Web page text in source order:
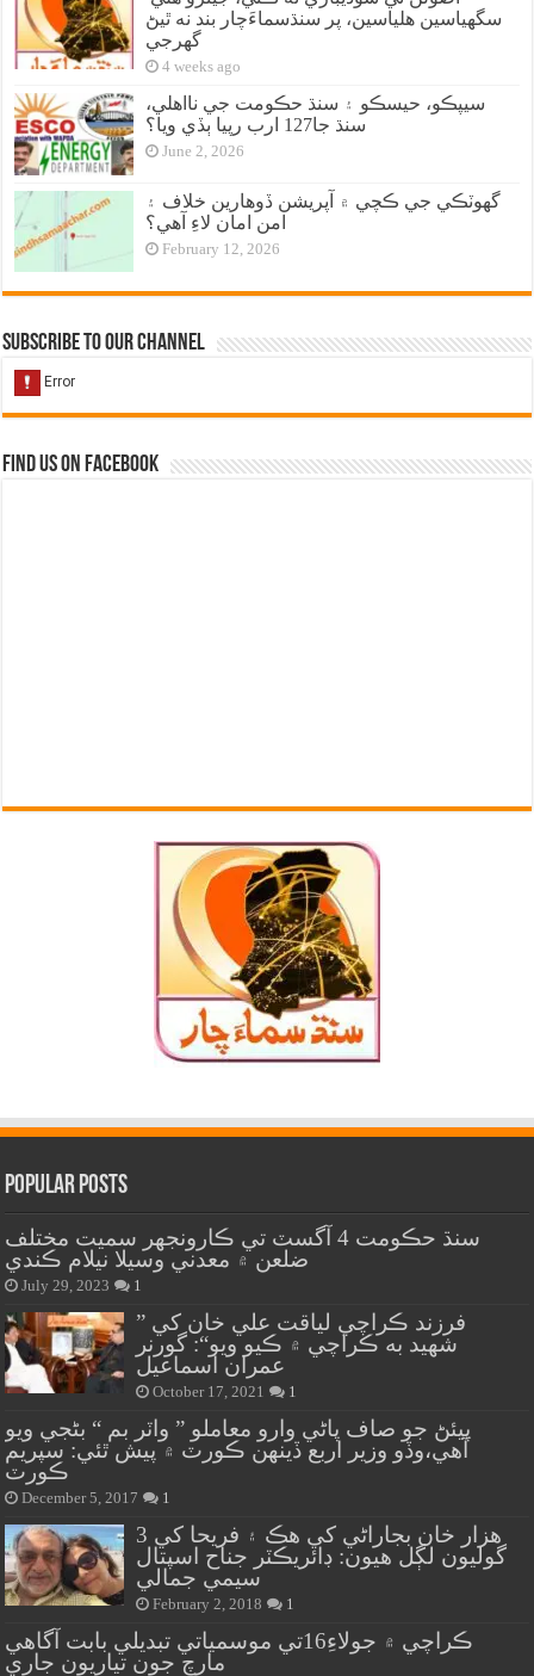
سگهياسين هلياسين، پر سنڌسماءَچار بند نه ٿيڻ
گهرجي
4 weeks ago
سيپڪو، حيسڪو ۽ سنڌ حڪومت جي نااهلي،
سنڌ جا127 ارب رپيا ٻڏي ويا؟
June 2, 2026
گهوٽڪي جي ڪچي ۾ آپريشن ڏوهارين خلاف ۽
امن امان لاءِ آهي؟
February 12, 2026
Subscribe to our Channel
Find us on Facebook
Popular Posts
سنڌ حڪومت 4 آگسٽ تي ڪارونجهر سميت مختلف
ضلعن ۾ معدني وسيلا نيلام ڪندي
July 29, 2023 1
” فرزند ڪراچي لياقت علي خان کي
شهيد به ڪراچي ۾ ڪيو ويو“: گورنر
عمران اسماعيل
October 17, 2021 1
پيئڻ جو صاف پاڻي وارو معاملو ” واٽر بم “ بڻجي ويو
آهي،وڏو وزير اربع ڏينهن ڪورٽ ۾ پيش ٿئي: سپريم
ڪورٽ
December 5, 2017 1
هزار خان بجاراڻي کي هڪ ۽ فريحا کي 3
گوليون لڳل هيون: ڊائريڪٽر جناح اسپتال
سيمي جمالي
February 2, 2018 1
ڪراچي ۾ جولاءِ16تي موسمياتي تبديلي بابت آگاهي
مارچ جون تياريون جاري